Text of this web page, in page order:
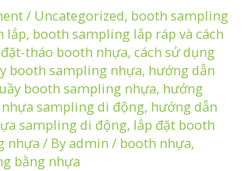
/ Uncategorized, booth sampling
lắp, booth sampling lắp ráp và cách
tháo booth nhựa,cách sử dụng
booth sampling nhựa, hướng dẫn
booth sampling nhựa, hướng
sampling di động, hướng dẫn
sampling di động, lắp đặt booth
nhựa / Byadmin / booth nhựa,
bằng nhựa